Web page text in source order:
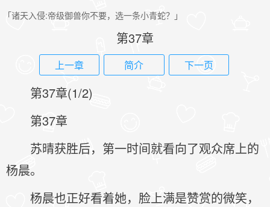
「诸天入侵:帝级御兽你不要，选一条小青蛇？」
第37章
上一章 简介 下一页
第37章(1/2)
第37章
苏晴获胜后，第一时间就看向了观众席上的
杨晨。
杨晨也正好看着她，脸上满是赞赏的微笑，